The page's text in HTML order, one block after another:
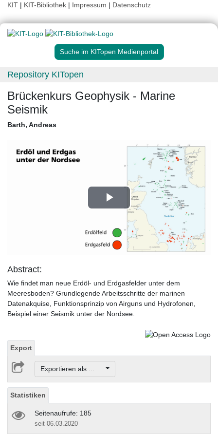
KIT | KIT-Bibliothek | Impressum | Datenschutz
Suche im KITopen Medienportal
Repository KITopen
Brückenkurs Geophysik - Marine
Seismik
Barth, Andreas
Play
Video
Abstract:
Wie findet man neue Erdöl- und Erdgasfelder unter dem
Meeresboden? Grundlegende Arbeitsschritte der marinen
Datenakquise, Funktionsprinzip von Airguns und Hydrofonen,
Beispiel einer Seismik unter der Nordsee.
Export
Exportieren als ...
Statistiken
Seitenaufrufe: 185
seit 06.03.2020